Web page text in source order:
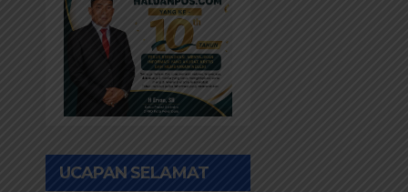
UCAPAN SELAMAT